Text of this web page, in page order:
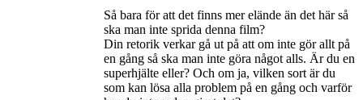
Så bara för att det finns mer elände än det här så
ska man inte sprida denna film?
Din retorik verkar gå ut på att om inte gör allt på
en gång så ska man inte göra något alls. Är du en
superhjälte eller? Och om ja, vilken sort är du
som kan lösa alla problem på en gång och varför